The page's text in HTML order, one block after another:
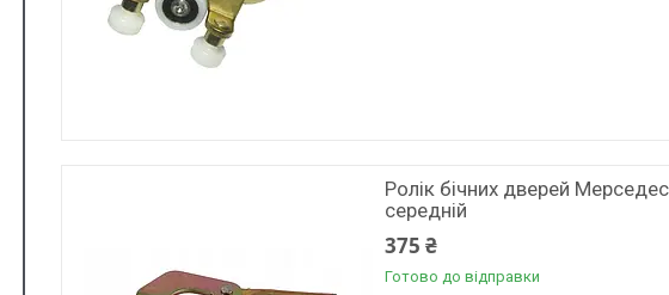
Ролік бічних дверей
середній
375 ₴
Готово до відправки